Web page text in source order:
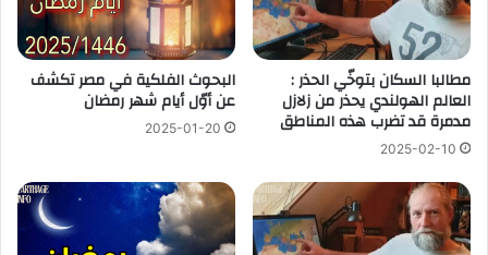
مطالبا السكان بتوخّي الحذر :
العالم الهولندي يحذر من زلازل
مدمرة قد تضرب هذه المناطق
2025-02-10
البحوث الفلكية في مصر تكشف
عن أوّل أيام شهر رمضان
2025-01-20